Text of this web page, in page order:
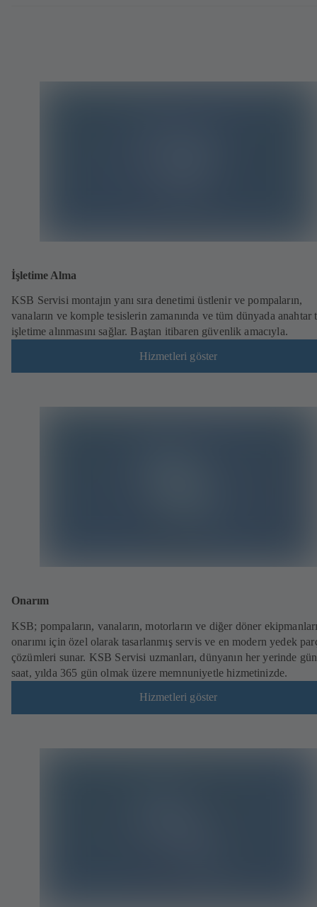
İşletime Alma
KSB Servisi montajın yanı sıra denetimi üstlenir ve pompaların,
vanaların ve komple tesislerin zamanında ve tüm dünyada anahtar
işletime alınmasını sağlar. Baştan itibaren güvenlik amacıyla.
Hizmetleri göster
Onarım
KSB; pompaların, vanaların, motorların ve diğer döner
onarımı için özel olarak tasarlanmış servis ve en modern yedek
çözümleri sunar. KSB Servisi uzmanları, dünyanın her yerinde
saat, yılda 365 gün olmak üzere memnuniyetle hizmetinizde.
Hizmetleri göster